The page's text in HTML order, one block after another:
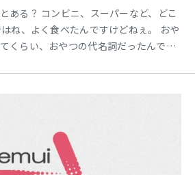
ある？ コンビニ、スーパーなど、どこ
ね、よく食べたんですけどねぇ。 おや
くらい、おやつの代名詞だったんです
けたぞっ！！ ♪それにつけてもおやつ